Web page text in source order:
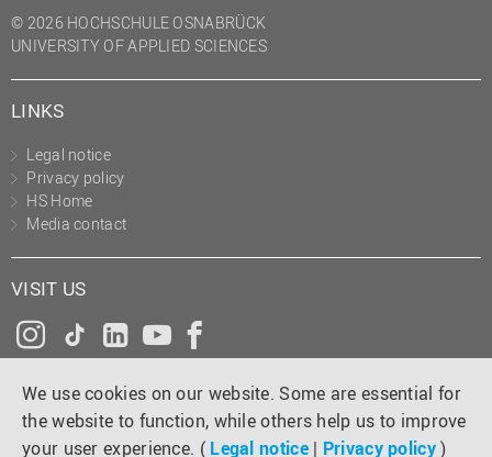
We use cookies on our website. Some are essential for
the website to function, while others help us to improve
your user experience. ( Legal notice | Privacy policy)
Prozessmanagement
Recht
Studium und Lehre
Transfer- und
Innovationsmanagement
© 2026 HOCHSCHULE OSNABRÜCK
UNIVERSITY OF APPLIED SCIENCES
LINKS
Legal notice
Privacy policy
HS Home
Media contact
VISIT US
Instagram
Tiktok
LinkedInYouTube